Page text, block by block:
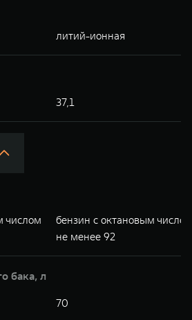
литий-ионная
37,1
числом
бензин с октановым числом
не менее 92
бака, л
70